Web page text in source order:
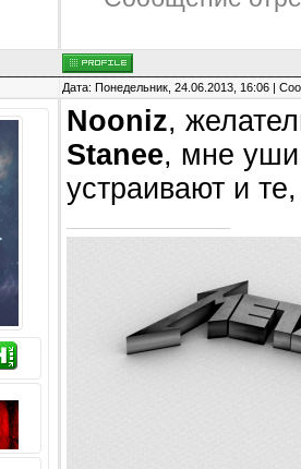
Дата: Понедельник, 24.06.2013, 16:06 |
Nooniz,
Stanee, мне
устраивают и